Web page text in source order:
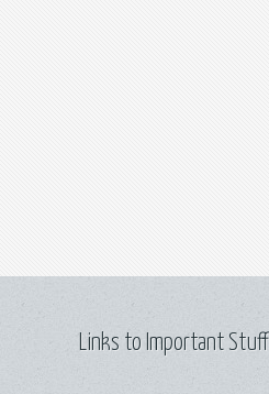
Links to Important Stuff